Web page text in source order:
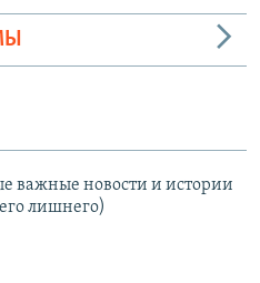
важные новости и истории
лишнего)